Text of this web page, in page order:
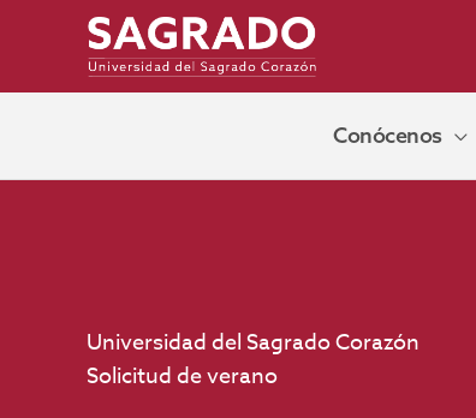
contenido
Conócenos
Universidad del Sagrado Corazón
Solicitud de verano